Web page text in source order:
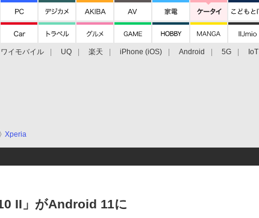
ワイモバイル UQ 楽天 iPhone (iOS) Android 5G IoT
Xperia
II」がAndroid 11に